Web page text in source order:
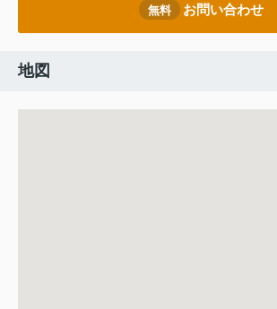
無料 お問い合わせ
地図